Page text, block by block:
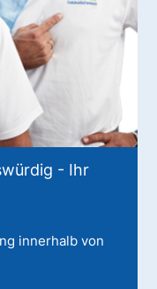
- Ihr
innerhalb von